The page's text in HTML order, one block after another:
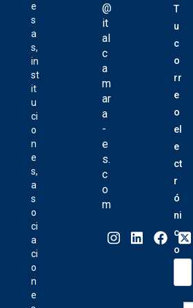
e
s
a
s,
in
st
it
u
ci
o
n
e
s,
a
s
o
ci
a
ci
o
n
e
@
it
al
c
a
m
ar
a
-
e
s.
c
o
m
T
u
c
o
rr
e
o
el
e
ct
r
ó
ni
c
o